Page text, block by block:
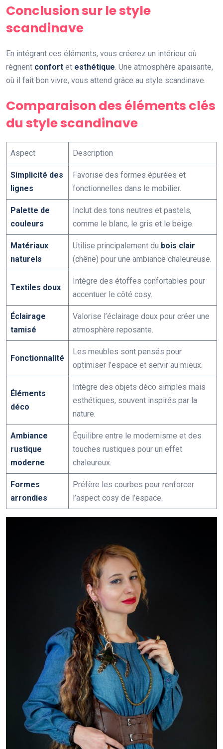
Conclusion sur le style
scandinave
En intégrant ces éléments, vous créerez un intérieur où
règnent confort et esthétique. Une atmosphère apaisante,
où il fait bon vivre, vous attend grâce au style scandinave.
Comparaison des éléments clés
du style scandinave
Aspect Description
Simplicité des
lignes
Favorise des formes épurées et
fonctionnelles dans le mobilier.
Palette de
couleurs
Inclut des tons neutres et pastels,
comme le blanc, le gris et le beige.
Matériaux
naturels
Utilise principalement du bois clair
(chêne) pour une ambiance chaleureuse.
Textiles doux
Intègre des étoffes confortables pour
accentuer le côté cosy.
Éclairage
tamisé
Valorise l’éclairage doux pour créer une
atmosphère reposante.
Fonctionnalité
Les meubles sont pensés pour
optimiser l’espace et servir au mieux.
Éléments
déco
Intègre des objets déco simples mais
esthétiques, souvent inspirés par la
nature.
Ambiance
rustique
moderne
Équilibre entre le modernisme et des
touches rustiques pour un effet
chaleureux.
Formes
arrondies
Préfère les courbes pour renforcer
l’aspect cosy de l’espace.